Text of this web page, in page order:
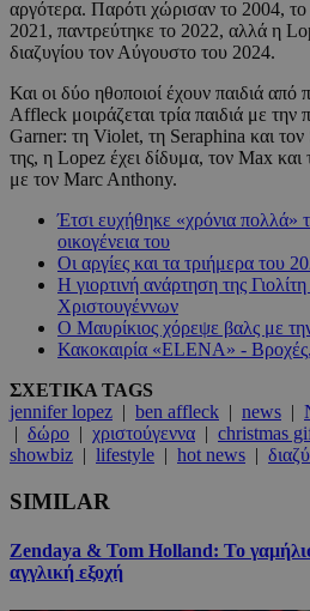
αργότερα. Παρότι χώρισαν το 2004,
2021, παντρεύτηκε το 2022, αλλά η
διαζυγίου τον Αύγουστο του 2024.
Και οι δύο ηθοποιοί έχουν παιδιά
Affleck μοιράζεται τρία παιδιά με
Garner: τη Violet, τη Seraphina και
της, η Lopez έχει δίδυμα, τον Max
με τον Marc Anthony.
Έτσι ευχήθηκε «χρόνια πολλά»
οικογένεια του
Οι αργίες και τα τριήμερα του
Η γιορτινή ανάρτηση της
Χριστουγέννων
Ο Μαυρίκιος χόρεψε βαλς με
Κακοκαιρία «ELENA» - Βροχές,
ΣΧΕΤΙΚΑ TAGS
jennifer lopez | ben affleck | news |
| δώρο | χριστούγεννα | christmas
showbiz | lifestyle | hot news |
SIMILAR
Zendaya & Tom Holland: Το
αγγλική εξοχή